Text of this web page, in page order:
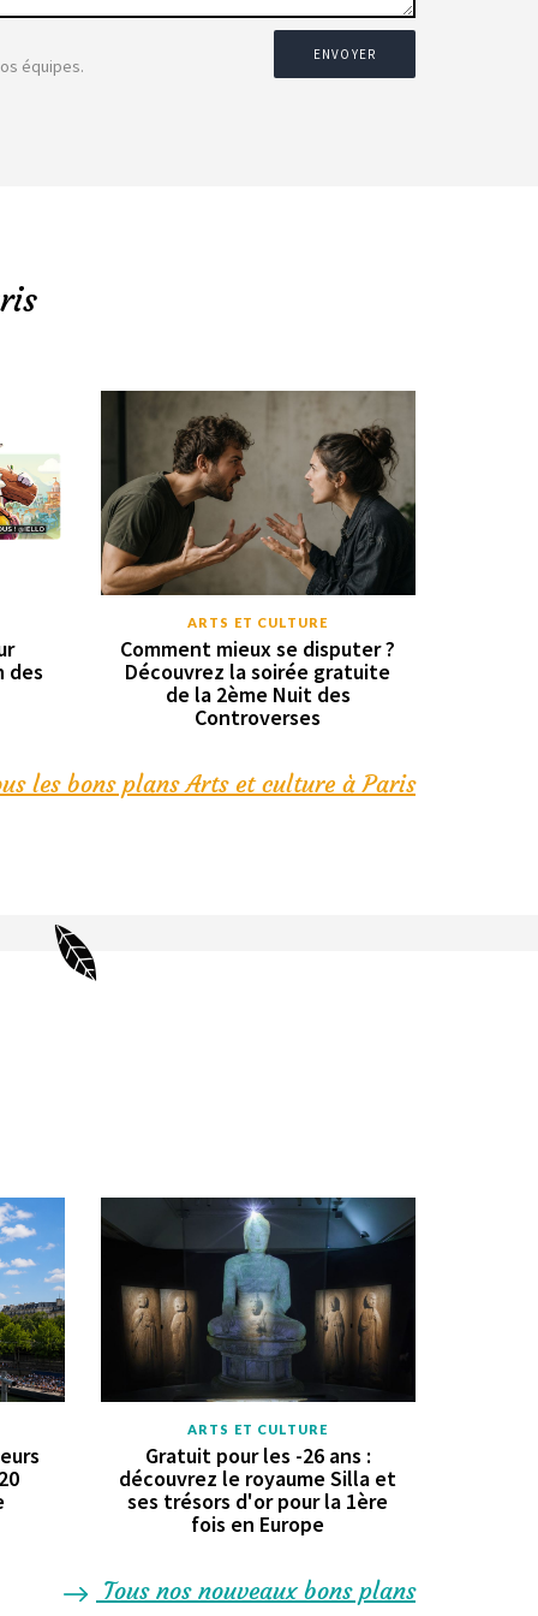
équipes.
ENVOYER
des
ARTS ET CULTURE
Comment mieux se disputer ?
Découvrez la soirée gratuite
de la 2ème Nuit des
Controverses
les bons plans Arts et culture à Paris
ARTS ET CULTURE
Gratuit pour les -26 ans :
découvrez le royaume Silla et
ses trésors d'or pour la 1ère
fois en Europe
Tous nos nouveaux bons plans